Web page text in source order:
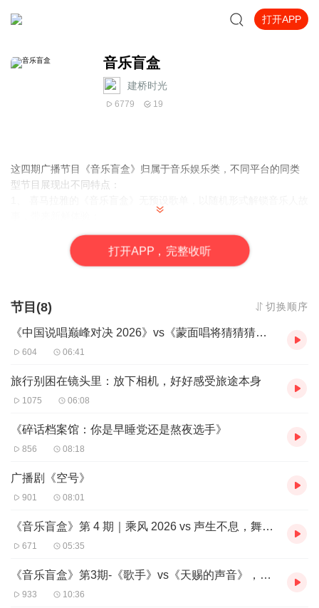
打开APP
音乐盲盒
建桥时光
6779 19
这四期广播节目《音乐盲盒》归属于音乐娱乐类，不同平台的同类
型节目展现出不同特点：
享交流音乐的平台；
3、Love Radio的音乐专题盲盒节目则以每日不同的主题音乐呈现，
打开APP，完整收听
节目(8) 切换顺序
《中国说唱巅峰对决 2026》vs《蒙面唱将猜猜猜》，两种音综的不同浪漫
604 06:41
旅行别困在镜头里：放下相机，好好感受旅途本身
1075 06:08
《碎话档案馆：你是早睡党还是熬夜选手》
856 08:18
广播剧《空号》
901 08:01
《音乐盲盒》第 4 期｜乘风 2026 vs 声生不息，舞台综艺大碰撞
671 05:35
《音乐盲盒》第3期-《歌手》vs《天赐的声音》，谁更懂华语乐坛？
933 10:36